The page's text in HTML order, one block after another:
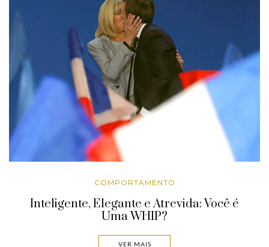
COMPORTAMENTO
Inteligente, Elegante e Atrevida: Você é
Uma WHIP?
VER MAIS